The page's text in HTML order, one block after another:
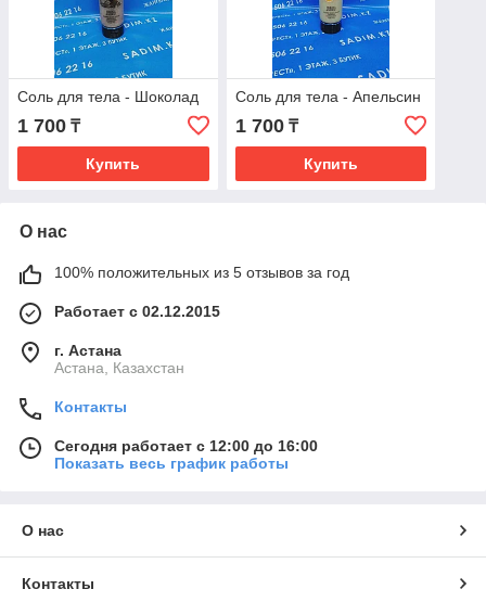
Соль для тела - Шоколад
1 700 ₸
Купить
Соль для тела - Апельсин
1 700₸
Купить
О нас
100% положительных из 5 отзывов за год
Работает с 02.12.2015
г. Астана
Астана, Казахстан
Контакты
Сегодня работает с 12:00 до 16:00
Показать весь график работы
О нас
Контакты